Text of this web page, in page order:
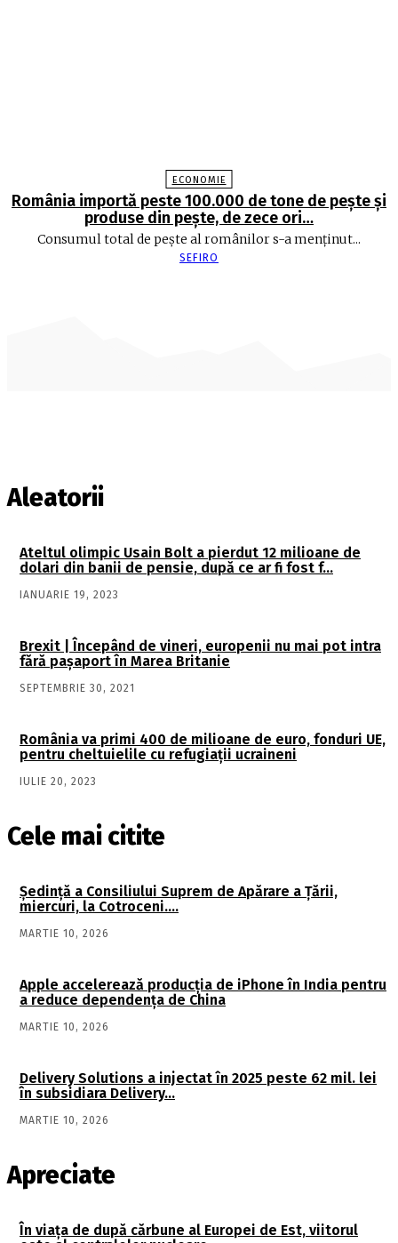
ECONOMIE
România importă peste 100.000 de tone de peşte şi
produse din peşte, de zece ori…
Consumul total de peşte al ro­mâ­nilor s-a menţinut...
SEFIRO
Aleatorii
Ateltul olimpic Usain Bolt a pierdut 12 milioane de
dolari din banii de pensie, după ce ar fi fost f…
IANUARIE 19, 2023
Brexit | Începând de vineri, europenii nu mai pot intra
fără pașaport în Marea Britanie
SEPTEMBRIE 30, 2021
România va primi 400 de milioane de euro, fonduri UE,
pentru cheltuielile cu refugiaţii ucraineni
IULIE 20, 2023
Cele mai citite
Şedinţă a Consiliului Suprem de Apărare a Ţării,
miercuri, la Cotroceni….
MARTIE 10, 2026
Apple accelerează producția de iPhone în India pentru
a reduce dependența de China
MARTIE 10, 2026
Delivery Solutions a injectat în 2025 peste 62 mil. lei
în subsidiara Delivery…
MARTIE 10, 2026
Apreciate
În viaţa de după cărbune al Europei de Est, viitorul